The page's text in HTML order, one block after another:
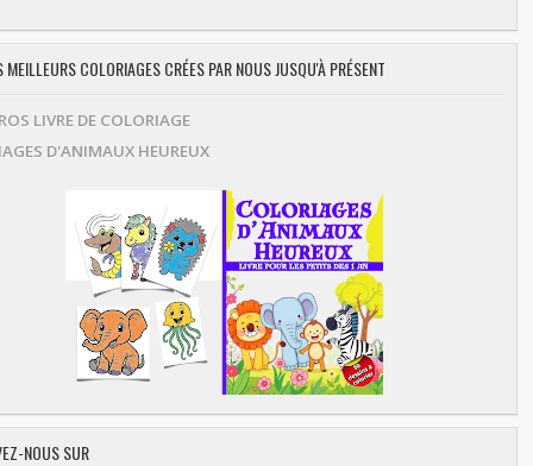
MEILLEURS COLORIAGES CRÉES PAR NOUS JUSQU'À PRÉSENT
LIVRE DE COLORIAGE
D'ANIMAUX HEUREUX
NOUS SUR